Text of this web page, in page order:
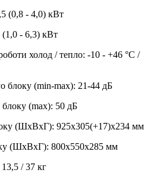
(0,8 - 4,0) кВт
(1,0 - 6,3) кВт
холод / тепло: -10 - +46 °С /
блоку (min-max): 21-44 дБ
(max): 50 дБ
(ШхВхГ): 925x305(+17)x234 мм
(ШхВхГ): 800x550x285 мм
13,5 / 37 кг